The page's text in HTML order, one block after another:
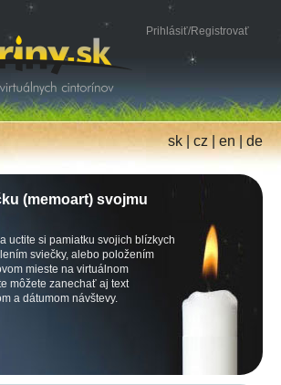
Prihlásiť/Registrovať
sk|cz|en|de
(memoart) svojmu
uctite si pamiatku svojich blízkych
sviečky, alebo položením
mieste na virtuálnom
môžete zanechať aj text
a dátumom návštevy.